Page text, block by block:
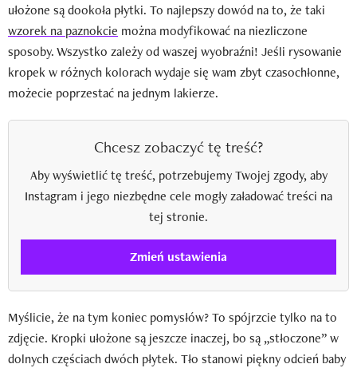
ułożone są dookoła płytki. To najlepszy dowód na to, że taki
wzorek na paznokcie można modyfikować na niezliczone
sposoby. Wszystko zależy od waszej wyobraźni! Jeśli rysowanie
kropek w różnych kolorach wydaje się wam zbyt czasochłonne,
możecie poprzestać na jednym lakierze.
Chcesz zobaczyć tę treść?
Aby wyświetlić tę treść, potrzebujemy Twojej zgody, aby
Instagram i jego niezbędne cele mogły załadować treści na
tej stronie.
Zmień ustawienia
Myślicie, że na tym koniec pomysłów? To spójrzcie tylko na to
zdjęcie. Kropki ułożone są jeszcze inaczej, bo są „stłoczone” w
dolnych częściach dwóch płytek. Tło stanowi piękny odcień baby